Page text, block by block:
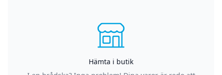
Hämta i butik